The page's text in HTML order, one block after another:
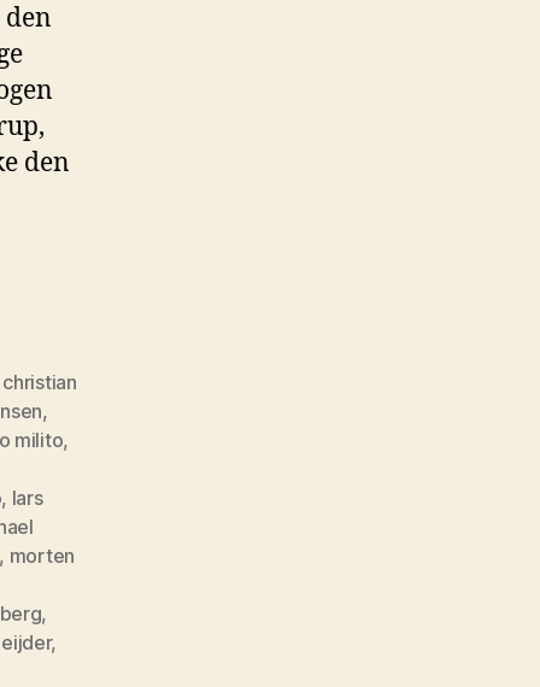
den
christian
,
milito,
, lars
, morten
,
,